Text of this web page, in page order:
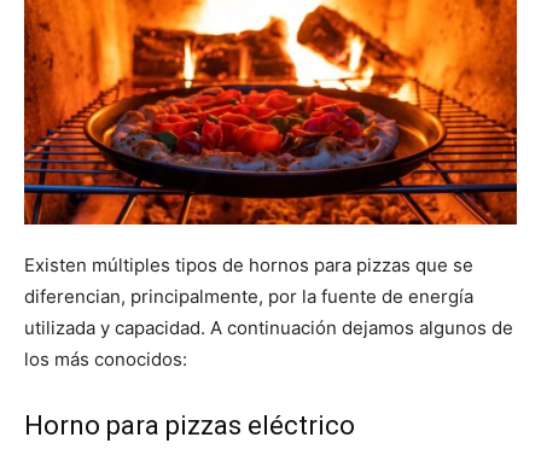
Existen múltiples tipos de hornos para pizzas que se
diferencian, principalmente, por la fuente de energía
utilizada y capacidad. A continuación dejamos algunos de
los más conocidos:
Horno para pizzas eléctrico